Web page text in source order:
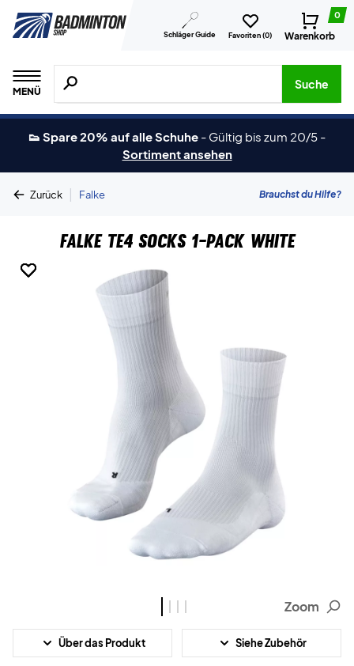
Schläger Guide Favoriten (0)
0
Warenkorb
MENÜ
Suche nach Produkten, Marken usw.
Suche
👟 Spare 20% auf alle Schuhe - Gültig bis zum 20/5 -
Sortiment ansehen
Zurück | Falke Brauchst du Hilfe?
Falke TE4 Socks 1-Pack White
Zoom
Über das Produkt Siehe Zubehör